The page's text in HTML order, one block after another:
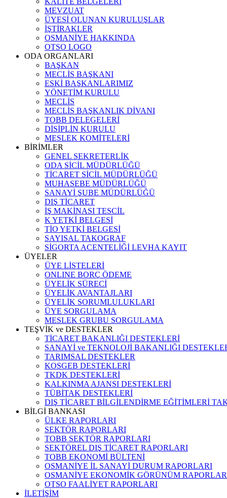
MEVZUAT
ÜYESİ OLUNAN KURULUŞLAR
İŞTİRAKLER
OSMANİYE HAKKINDA
OTSO LOGO
ODA ORGANLARI
BAŞKAN
MECLİS BAŞKANI
ESKİ BAŞKANLARIMIZ
YÖNETİM KURULU
MECLİS
MECLİS BAŞKANLIK DİVANI
TOBB DELEGELERİ
DİSİPLİN KURULU
MESLEK KOMİTELERİ
BİRİMLER
GENEL SEKRETERLİK
ODA SİCİL MÜDÜRLÜĞÜ
TİCARET SİCİL MÜDÜRLÜĞÜ
MUHASEBE MÜDÜRLÜĞÜ
SANAYİ ŞUBE MÜDÜRLÜĞÜ
DIŞ TİCARET
İŞ MAKİNASI TESCİL
K YETKİ BELGESİ
TİO YETKİ BELGESİ
SAYISAL TAKOGRAF
SİGORTA ACENTELİĞİ LEVHA KAYIT
ÜYELER
ÜYE LİSTELERİ
ONLINE BORÇ ÖDEME
ÜYELİK SÜRECİ
ÜYELİK AVANTAJLARI
ÜYELİK SORUMLULUKLARI
ÜYE SORGULAMA
MESLEK GRUBU SORGULAMA
TEŞVİK ve DESTEKLER
TİCARET BAKANLIĞI DESTEKLERİ
SANAYİ ve TEKNOLOJİ BAKANLIĞI
TARIMSAL DESTEKLER
KOSGEB DESTEKLERİ
TKDK DESTEKLERİ
KALKINMA AJANSI DESTEKLERİ
TÜBİTAK DESTEKLERİ
DIŞ TİCARET BİLGİLENDİRME EĞİTİMLERİ
BİLGİ BANKASI
ÜLKE RAPORLARI
SEKTÖR RAPORLARI
TOBB SEKTÖR RAPORLARI
SEKTÖREL DIŞ TİCARET RAPORLARI
TOBB EKONOMİ BÜLTENİ
OSMANİYE İL SANAYİ DURUM RAPORLARI
OSMANİYE EKONOMİK GÖRÜNÜM
OTSO FAALİYET RAPORLARI
İLETİŞİM